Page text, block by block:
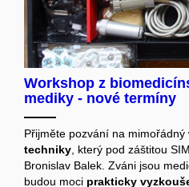
Workshop z
mediky - nové termíny
Přijměte pozvání na mimořádný
techniky , který pod záštitou
Bronislav Balek. Zváni jsou
budou moci prakticky